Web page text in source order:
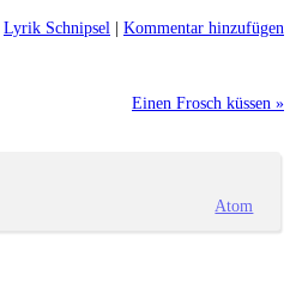
Lyrik Schnipsel | Kommentar hinzufügen
Einen Frosch küssen »
Atom